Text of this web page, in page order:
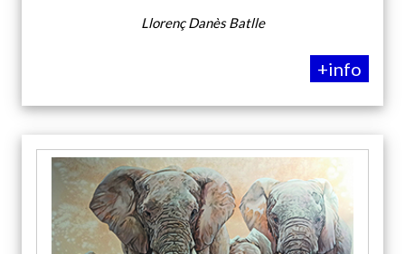
Llorenç Danès Batlle
+info